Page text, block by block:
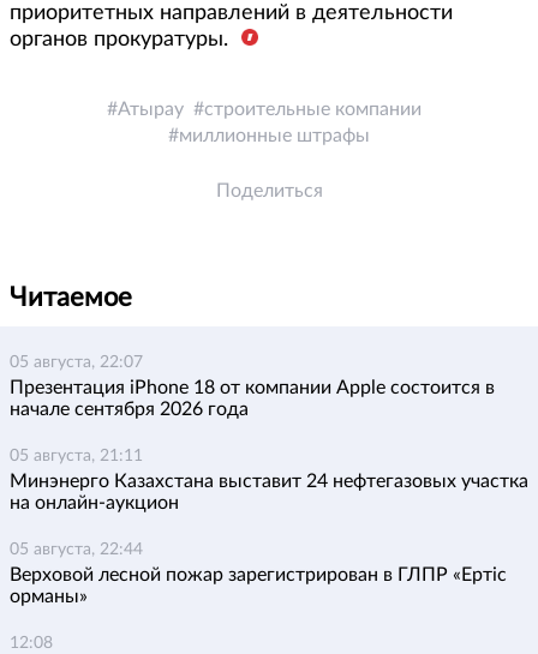
приоритетных направлений в деятельности
органов прокуратуры.
Атырау
строительные компании
миллионные штрафы
Поделиться
Читаемое
05 августа, 22:07
Презентация iPhone 18 от компании Apple состоится в
начале сентября 2026 года
05 августа, 21:11
Минэнерго Казахстана выставит 24 нефтегазовых участка
на онлайн-аукцион
05 августа, 22:44
Верховой лесной пожар зарегистрирован в ГЛПР «Ертіс
орманы»
12:08